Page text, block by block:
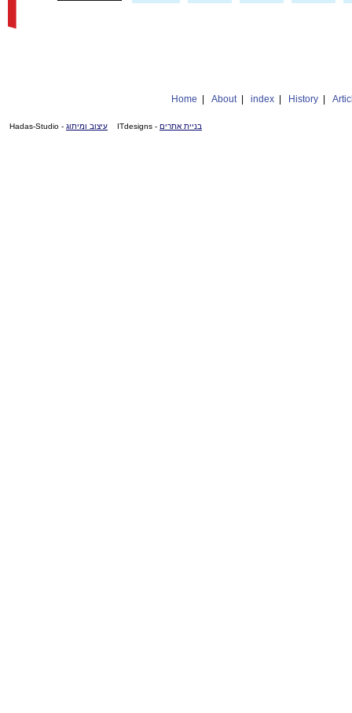
Home About| index History
בניית אתרים - ITdesigns עיצוב ומיתוג - Hadas-Studio